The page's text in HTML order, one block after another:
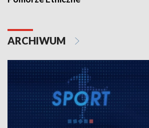
ARCHIWUM